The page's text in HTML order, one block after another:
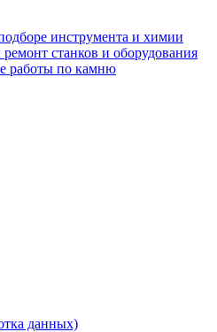
инструмента и химии
станков и оборудования
работы по камню
данных)